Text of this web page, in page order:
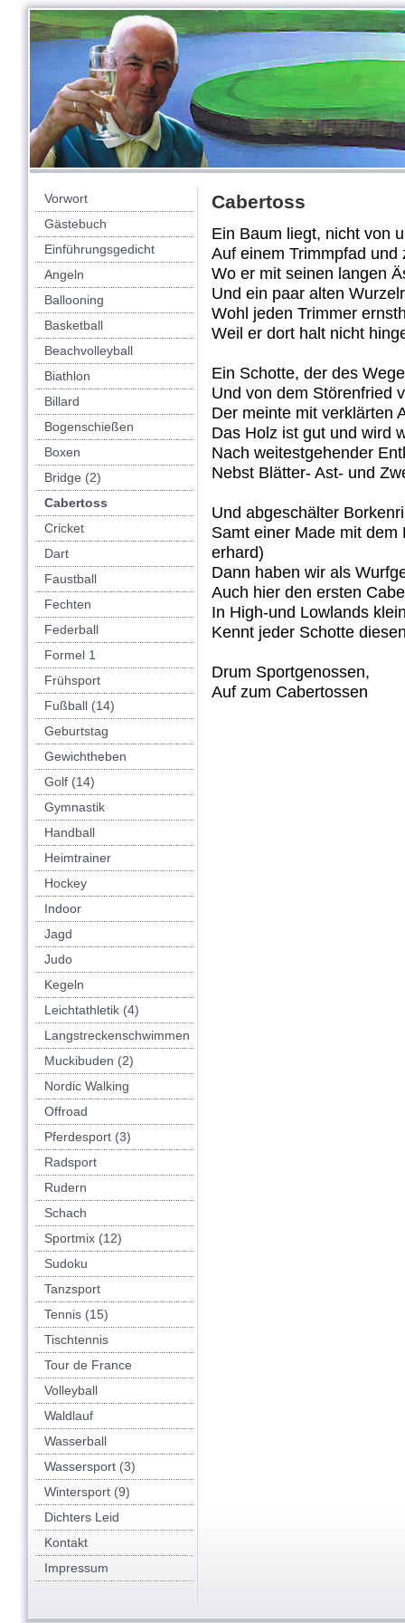
Vorwort
Gästebuch
Einführungsgedicht
Angeln
Ballooning
Basketball
Beachvolleyball
Biathlon
Billard
Bogenschießen
Boxen
Bridge (2)
Cabertoss
Cricket
Dart
Faustball
Fechten
Federball
Formel 1
Frühsport
Fußball (14)
Geburtstag
Gewichtheben
Golf (14)
Gymnastik
Handball
Heimtrainer
Hockey
Indoor
Jagd
Judo
Kegeln
Leichtathletik (4)
Langstreckenschwimmen
Muckibuden (2)
Nordic Walking
Offroad
Pferdesport (3)
Radsport
Rudern
Schach
Sportmix (12)
Sudoku
Tanzsport
Tennis (15)
Tischtennis
Tour de France
Volleyball
Waldlauf
Wasserball
Wassersport (3)
Wintersport (9)
Dichters Leid
Kontakt
Impressum
Cabertoss
Ein Baum liegt, nicht von
Auf einem Trimmpfad und
Wo er mit seinen langen
Und ein paar alten
Wohl jeden Trimmer
Weil er dort halt nicht
Ein Schotte, der des
Und von dem Störenfried
Der meinte mit verklärten
Das Holz ist gut und wird
Nach weitestgehender
Nebst Blätter- Ast- und
Und abgeschälter
Samt einer Made mit dem
erhard)
Dann haben wir als
Auch hier den ersten
In High-und Lowlands
Kennt jeder Schotte
Drum Sportgenossen,
Auf zum Cabertossen